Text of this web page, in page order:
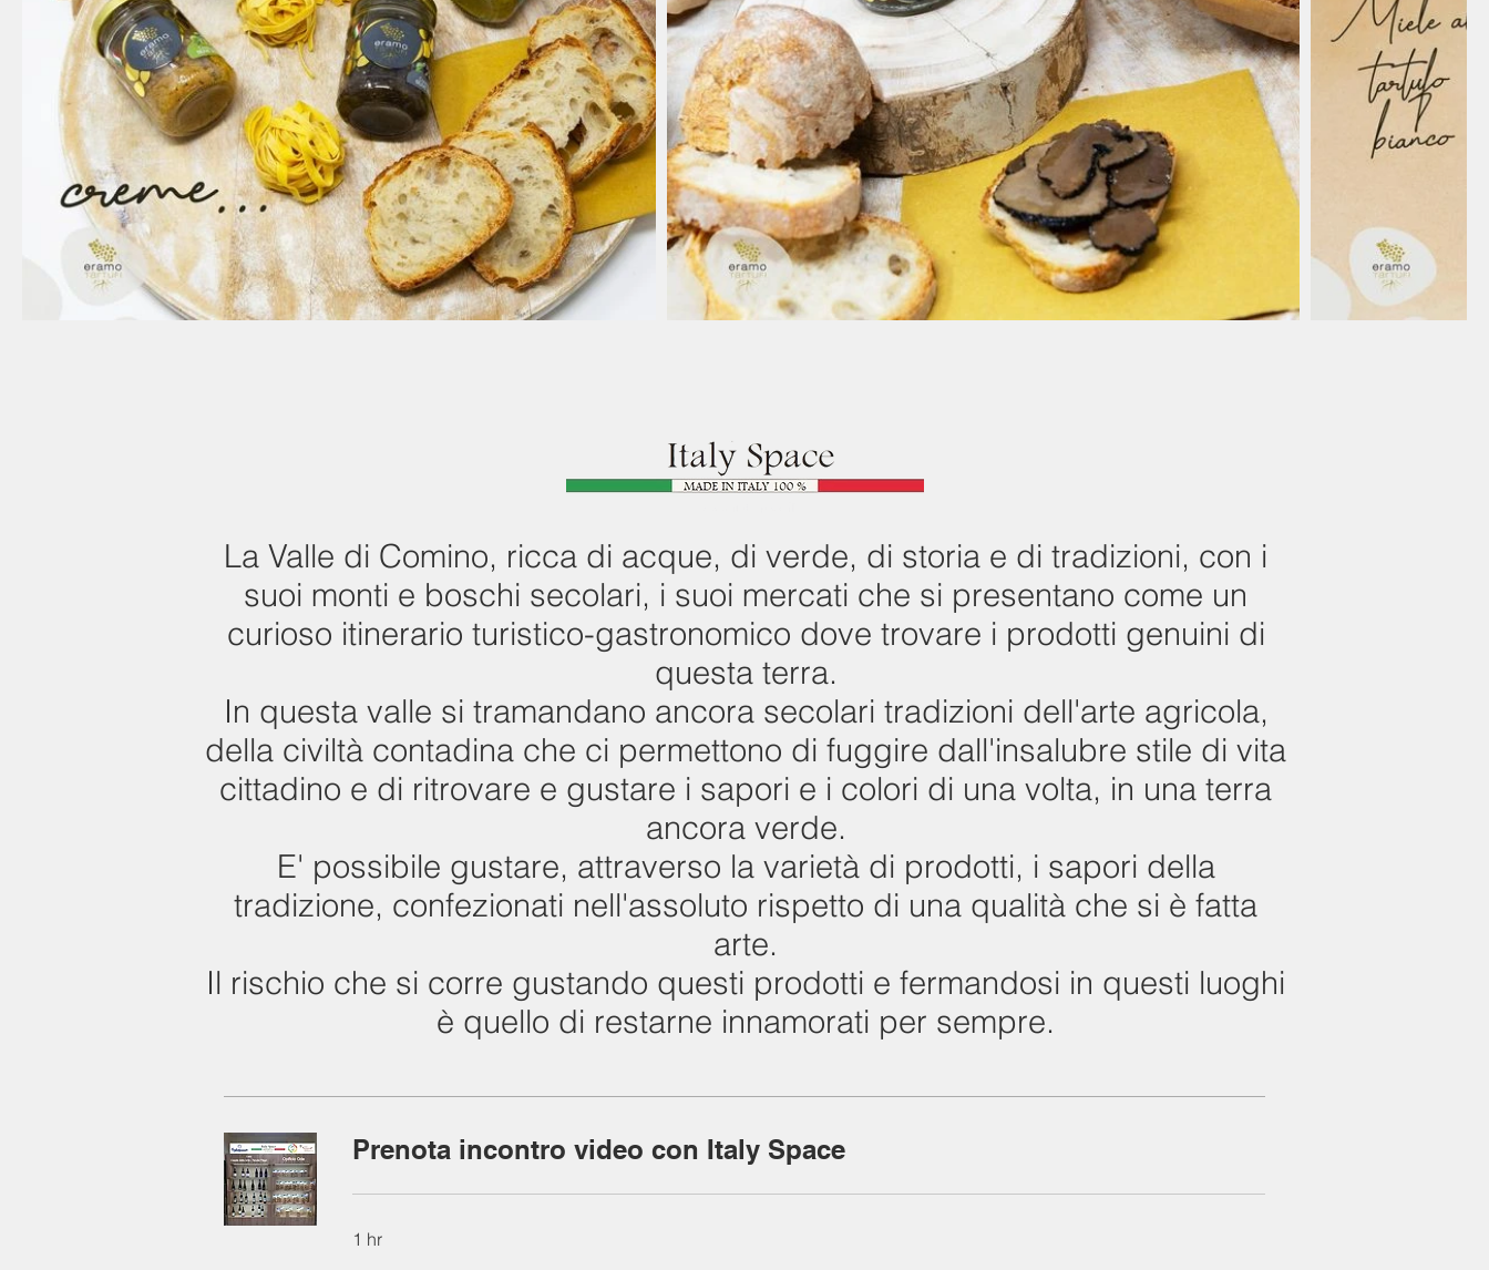
Azienda a conduzione familiare
che da anni è esperta nella
commercializzazione e
La Valle di Comino, ricca di acque, di verde, di storia e di tradizioni, con i
suoi monti e boschi secolari, i suoi mercati che si presentano come un
curioso itinerario turistico-gastronomico dove trovare i prodotti genuini di
questa terra.
In questa valle si tramandano ancora secolari tradizioni dell'arte agricola,
della civiltà contadina che ci permettono di fuggire dall'insalubre stile di vita
cittadino e di ritrovare e gustare i sapori e i colori di una volta, in una terra
ancora verde.
E' possibile gustare, attraverso la varietà di prodotti, i sapori della
tradizione, confezionati nell'assoluto rispetto di una qualità che si è fatta
arte.
Il rischio che si corre gustando questi prodotti e fermandosi in questi luoghi
è quello di restarne innamorati per sempre.
Prenota incontro video con Italy Space
1 hr